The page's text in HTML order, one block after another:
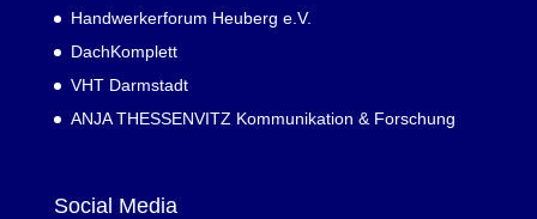
Handwerkerforum Heuberg e.V.
DachKomplett
VHT Darmstadt
ANJA THESSENVITZ Kommunikation & Forschung
Social Media